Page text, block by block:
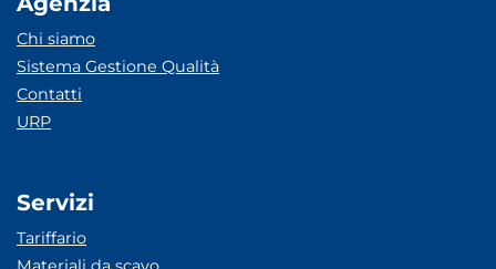
Chi siamo
Sistema Gestione Qualità
Contatti
URP
Servizi
Tariffario